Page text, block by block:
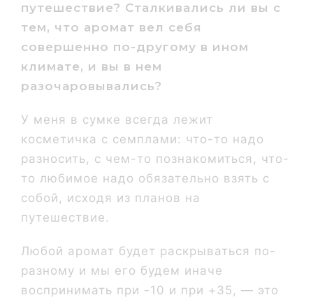
путешествие? Сталкивались ли вы с
тем, что аромат вел себя
совершенно по-другому в ином
климате, и вы в нем
разочаровывались?
У меня в сумке всегда лежит
косметичка с семплами: что-то надо
разносить, с чем-то познакомиться, что-
то любимое надо обязательно взять с
собой, исходя из планов на
путешествие.
Любой аромат будет раскрываться по-
разному и мы его будем иначе
воспринимать при -10 и при +35, — это